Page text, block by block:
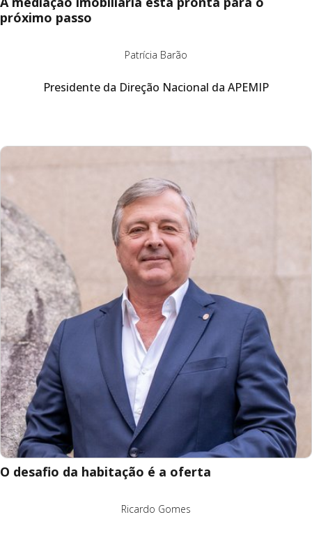
próximo passo
Patrícia Barão
Presidente da Direção Nacional da APEMIP
O desafio da habitação é a oferta
Ricardo Gomes